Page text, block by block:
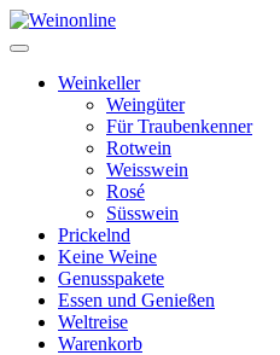
Weinkeller
Weingüter
Für Traubenkenner
Rotwein
Weisswein
Rosé
Süsswein
Prickelnd
Keine Weine
Genusspakete
Essen und Genießen
Weltreise
Warenkorb